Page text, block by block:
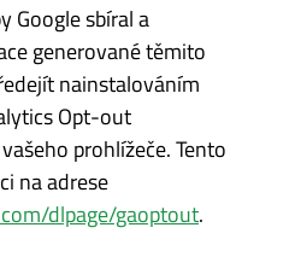
Google sbíral a
generované těmito
nainstalováním
Opt-out
prohlížeče. Tento
na adrese
dlpage/gaoptout.